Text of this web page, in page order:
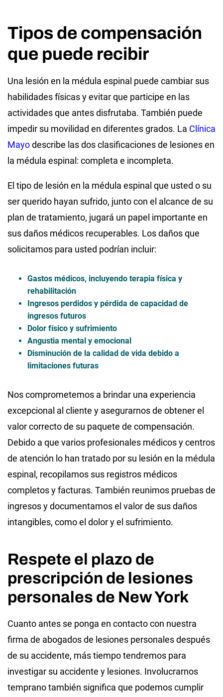
Tipos de compensación
que puede recibir
Una lesión en la médula espinal puede cambiar sus
habilidades físicas y evitar que participe en las
actividades que antes disfrutaba. También puede
impedir su movilidad en diferentes grados. La Clínica
Mayodescribe las dos clasificaciones de lesiones en
la médula espinal: completa e incompleta.
El tipo de lesión en la médula espinal que usted o su
ser querido hayan sufrido, junto con el alcance de su
plan de tratamiento, jugará un papel importante en
sus daños médicos recuperables. Los daños que
solicitamos para usted podrían incluir:
Gastos médicos, incluyendo terapia física y
rehabilitación
Ingresos perdidos y pérdida de capacidad de
ingresos futuros
Dolor físico y sufrimiento
Angustia mental y emocional
Disminución de la calidad de vida debido a
limitaciones futuras
Nos comprometemos a brindar una experiencia
excepcional al cliente y asegurarnos de obtener el
valor correcto de su paquete de compensación.
Debido a que varios profesionales médicos y centros
de atención lo han tratado por su lesión en la médula
espinal, recopilamos sus registros médicos
completos y facturas. También reunimos pruebas de
ingresos y documentamos el valor de sus daños
intangibles, como el dolor y el sufrimiento.
Respete el plazo de
prescripción de lesiones
personales de New York
Cuanto antes se ponga en contacto con nuestra
firma de abogados de lesiones personales después
de su accidente, más tiempo tendremos para
investigar su accidente y lesiones. Involucrarnos
temprano también significa que podemos cumplir